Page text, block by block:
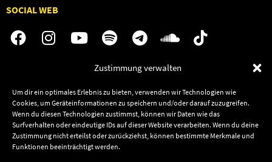
Zustimmung verwalten
Um dir ein optimales Erlebnis zu bieten, verwenden wir Technologien wie
Cookies, um Geräteinformationen zu speichern und/oder darauf zuzugreifen.
Wenn du diesen Technologien zustimmst, können wir Daten wie das
Surfverhalten oder eindeutige IDs auf dieser Website verarbeiten. Wenn du deine
Zustimmung nicht erteilst oder zurückziehst, können bestimmte Merkmale und
Funktionen beeinträchtigt werden.
SOCIAL WEB
News
Artists
Releases
Friends
Kontakt
Termine
Shop